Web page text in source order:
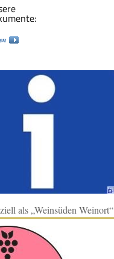
als „Weinsüden Weinort“